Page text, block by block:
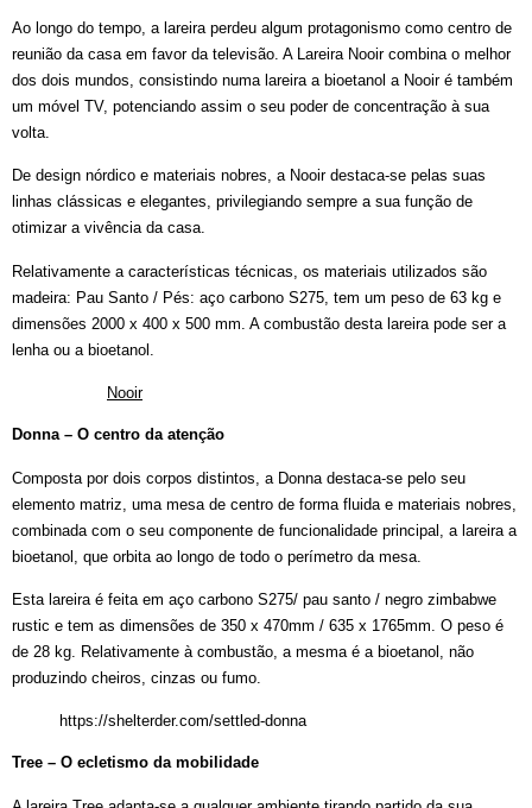
Ao longo do tempo, a lareira perdeu algum protagonismo como centro de
reunião da casa em favor da televisão. A Lareira Nooir combina o melhor
dos dois mundos, consistindo numa lareira a bioetanol a Nooir é também
um móvel TV, potenciando assim o seu poder de concentração à sua
volta.
De design nórdico e materiais nobres, a Nooir destaca-se pelas suas
linhas clássicas e elegantes, privilegiando sempre a sua função de
otimizar a vivência da casa.
Relativamente a características técnicas, os materiais utilizados são
madeira: Pau Santo / Pés: aço carbono S275, tem um peso de 63 kg e
dimensões 2000 x 400 x 500 mm. A combustão desta lareira pode ser a
lenha ou a bioetanol.
Nooir
Donna – O centro da atenção
Composta por dois corpos distintos, a Donna destaca-se pelo seu
elemento matriz, uma mesa de centro de forma fluida e materiais nobres,
combinada com o seu componente de funcionalidade principal, a lareira a
bioetanol, que orbita ao longo de todo o perímetro da mesa.
Esta lareira é feita em aço carbono S275/ pau santo / negro zimbabwe
rustic e tem as dimensões de 350 x 470mm / 635 x 1765mm. O peso é
de 28 kg. Relativamente à combustão, a mesma é a bioetanol, não
produzindo cheiros, cinzas ou fumo.
https://shelterder.com/settled-donna
Tree – O ecletismo da mobilidade